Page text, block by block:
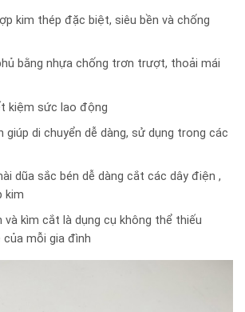
kim thép đặc biệt, siêu bền và chống
bằng nhựa chống trơn trượt, thoải mái
kiệm sức lao động
giúp di chuyển dễ dàng, sử dụng trong các
dũa sắc bén dễ dàng cắt các dây điện ,
kim
và kìm cắt là dụng cụ không thể thiếu
mỗi gia đình